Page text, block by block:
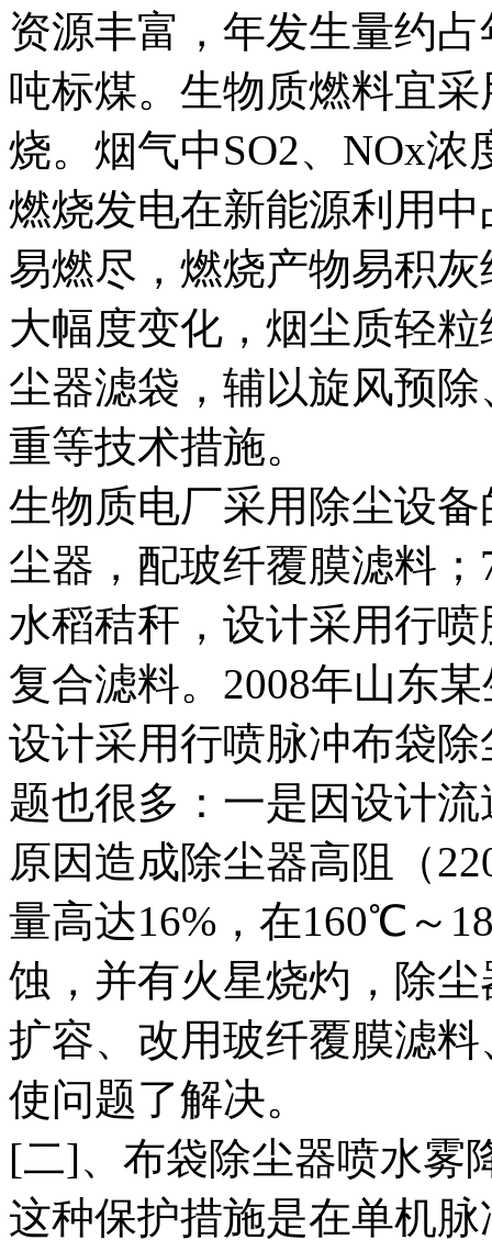
资源丰富，年发生量约
吨标煤。生物质燃料宜
烧。烟气中SO2、NOx
燃烧发电在新能源利用
易燃尽，燃烧产物易积
大幅度变化，烟尘质轻
尘器滤袋，辅以旋风预
重等技术措施。
生物质电厂采用除尘设
尘器，配玻纤覆膜滤料
水稻秸秆，设计采用行喷
复合滤料。2008年山东
设计采用行喷脉冲布袋
题也很多：一是因设计
原因造成除尘器高阻（
量高达16%，在160℃～
蚀，并有火星烧灼，除
扩容、改用玻纤覆膜滤
使问题了解决。
[二]、布袋除尘器喷水雾
这种保护措施是在单机